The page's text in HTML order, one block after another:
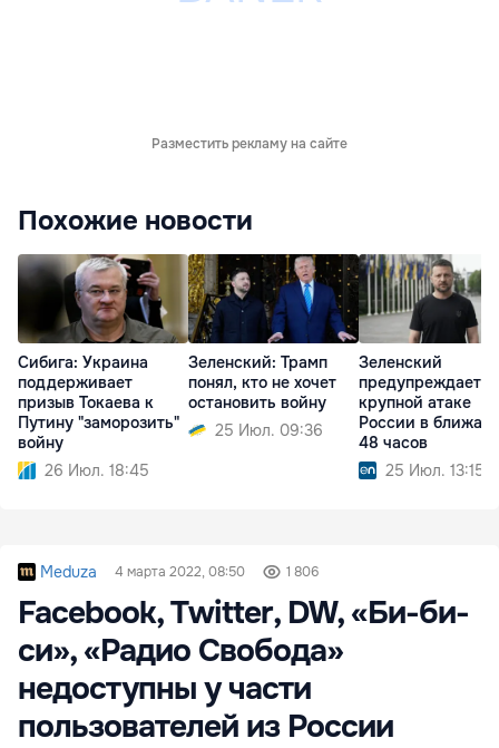
Разместить рекламу на сайте
Похожие новости
Сибига: Украина
поддерживает
призыв Токаева к
Путину "заморозить"
войну
26 Июл. 18:45
Зеленский: Трамп
понял, кто не хочет
остановить войну
25 Июл. 09:36
Зеленский
предупреждает о
крупной атаке
России в
48 часов
25 Июл. 13:15
Meduza 4 марта 2022, 08:50 1 806
Facebook, Twitter, DW, «Би-би-
си», «Радио Свобода»
недоступны у части
пользователей из России